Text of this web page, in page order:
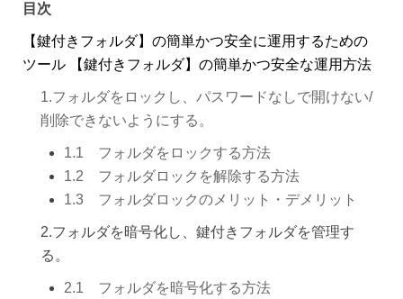
目次
【鍵付きフォルダ】の簡単かつ安全に運用するための
ツール
【鍵付きフォルダ】の簡単かつ安全な運用方法
1.フォルダをロックし、パスワードなしで開けない/
削除できないようにする。
1.1 フォルダをロックする方法
1.2 フォルダロックを解除する方法
1.3 フォルダロックのメリット・デメリット
2.フォルダを暗号化し、鍵付きフォルダを管理す
る。
2.1 フォルダを暗号化する方法